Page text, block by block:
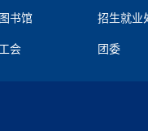
图书馆
工会
招生就业
团委